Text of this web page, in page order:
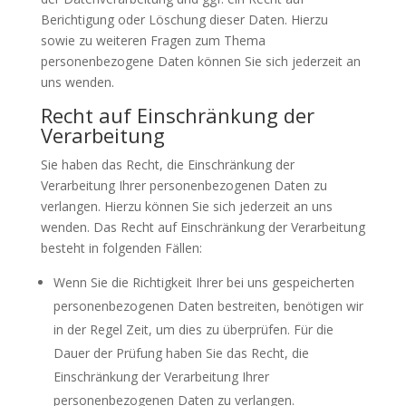
Berichtigung oder Löschung dieser Daten. Hierzu
sowie zu weiteren Fragen zum Thema
personenbezogene Daten können Sie sich jederzeit an
uns wenden.
Recht auf Einschränkung der
Verarbeitung
Sie haben das Recht, die Einschränkung der
Verarbeitung Ihrer personenbezogenen Daten zu
verlangen. Hierzu können Sie sich jederzeit an uns
wenden. Das Recht auf Einschränkung der Verarbeitung
besteht in folgenden Fällen:
Wenn Sie die Richtigkeit Ihrer bei uns gespeicherten
personenbezogenen Daten bestreiten, benötigen wir
in der Regel Zeit, um dies zu überprüfen. Für die
Dauer der Prüfung haben Sie das Recht, die
Einschränkung der Verarbeitung Ihrer
personenbezogenen Daten zu verlangen.